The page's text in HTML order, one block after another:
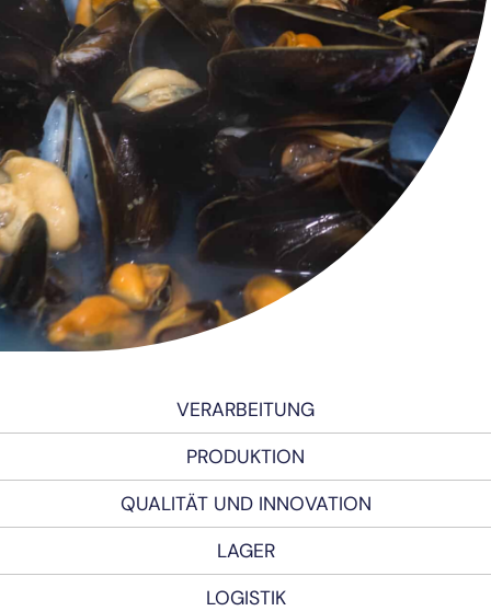
VERARBEITUNG
PRODUKTION
QUALITÄT UND INNOVATION
LAGER
LOGISTIK